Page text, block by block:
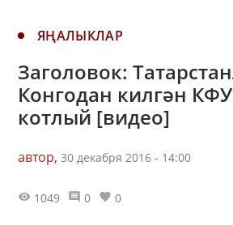
ЯҢАЛЫКЛАР
Заголовок:
Конгодан килгән
котлый [видео]
автор, 30 декабря 2016 - 14:00
1049 0 0